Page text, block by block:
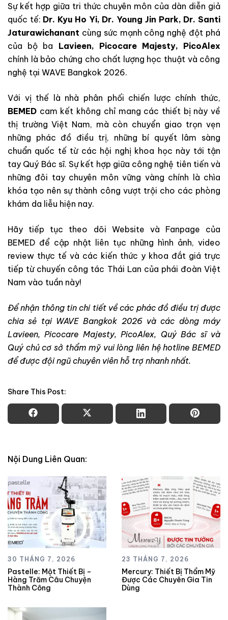
Sự kết hợp giữa tri thức chuyên môn của dàn diễn giả
quốc tế: Dr. Kyu Ho Yi, Dr. Young Jin Park, Dr. Santi
Jaturawichanant cùng sức mạnh công nghệ đột phá
của bộ ba Lavieen, Picocare Majesty, PicoAlex
chính là bảo chứng cho chất lượng học thuật và công
nghệ tại WAVE Bangkok 2026.
Với vị thế là nhà phân phối chiến lược chính thức,
BEMED cam kết không chỉ mang các thiết bị này về
thị trường Việt Nam, mà còn chuyển giao trọn vẹn
những phác đồ điều trị, những bí quyết lâm sàng
chuẩn quốc tế từ các hội nghị khoa học này tới tận
tay Quý Bác sĩ. Sự kết hợp giữa công nghệ tiên tiến và
những đôi tay chuyên môn vững vàng chính là chìa
khóa tạo nên sự thành công vượt trội cho các phòng
khám da liễu hiện nay.
Hãy tiếp tục theo dõi Website và Fanpage của
BEMED để cập nhật liên tục những hình ảnh, video
review thực tế và các kiến thức y khoa đắt giá trực
tiếp từ chuyến công tác Thái Lan của phái đoàn Việt
Nam vào tuần này!
Để nhận thông tin chi tiết về các phác đồ điều trị được
chia sẻ tại WAVE Bangkok 2026 và các dòng máy
Lavieen, Picocare Majesty, PicoAlex, Quý Bác sĩ và
Quý chủ cơ sở thẩm mỹ vui lòng liên hệ hotline BEMED
để được đội ngũ chuyên viên hỗ trợ nhanh nhất.
Share This Post:
Nội Dung Liên Quan:
30 THÁNG 7, 2026
Pastelle: Một Thiết Bị –
Hàng Trăm Câu Chuyện
Thành Công
23 THÁNG 7, 2026
Mercury: Thiết Bị Thẩm Mỹ
Được Các Chuyên Gia Tin
Dùng